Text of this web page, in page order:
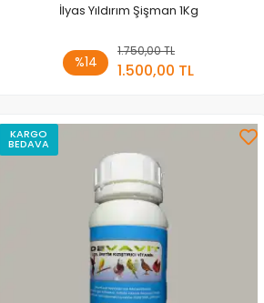
İlyas Yıldırım Şişman 1Kg
%14
1.750,00 TL
1.500,00 TL
Sepete Ekle
KARGO
BEDAVA